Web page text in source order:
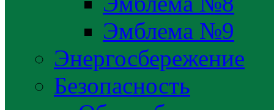
Эмблема №9
Энергосбережение
Безопасность